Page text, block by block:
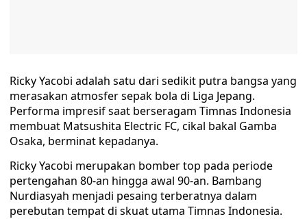
Ricky Yacobi adalah satu dari sedikit putra bangsa yang
merasakan atmosfer sepak bola di Liga Jepang.
Performa impresif saat berseragam Timnas Indonesia
membuat Matsushita Electric FC, cikal bakal Gamba
Osaka, berminat kepadanya.
Ricky Yacobi merupakan bomber top pada periode
pertengahan 80-an hingga awal 90-an. Bambang
Nurdiasyah menjadi pesaing terberatnya dalam
perebutan tempat di skuat utama Timnas Indonesia.